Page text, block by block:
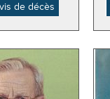
de décès